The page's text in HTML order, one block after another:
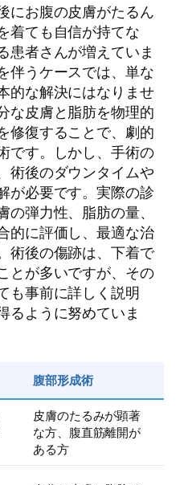
にお腹の皮膚がたるん
着ても自信が持てな
患者さんが増えていま
伴うケースでは、単な
的な解決にはなりませ
な皮膚と脂肪を物理的
修復することで、劇的
です。しかし、手術の
術後のダウンタイムや
が必要です。実際の診
弾力性、脂肪の量、
的に評価し、最適な治
術後の傷跡は、下着で
とが多いですが、その
も事前に詳しく説明
るように努めていま
腹部形成術
皮膚のたるみが顕著
な方、腹直筋離開が
ある方